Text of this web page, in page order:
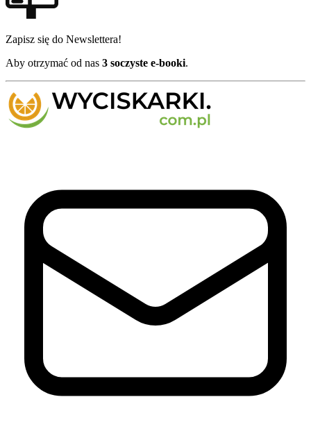
Zapisz się do Newslettera!
Aby otrzymać od nas 3 soczyste e-booki.